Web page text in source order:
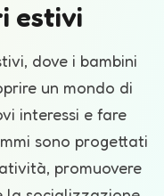
estivi
dove i bambini
un mondo di
interessi e fare
sono progettati
promuovere